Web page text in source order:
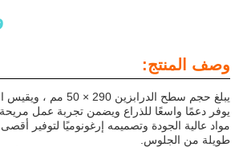
وصف المنتج:
يوفر دعمًا واسعًا للذراع ويضمن تجربة عمل
مواد عالية الجودة وتصميمه إرغونوميًا لتوفير
طويلة من الجلوس.